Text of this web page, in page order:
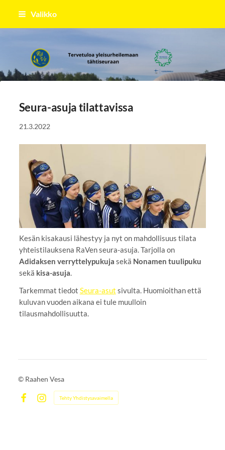
Siirry
Valikko
Raahen Vesa
Seura-asuja tilattavissa
21.3.2022
Kesän kisakausi lähestyy ja nyt on mahdollisuus tilata
yhteistilauksena RaVen seura-asuja. Tarjolla on
Adidaksen verryttelypukuja sekä Nonamen tuulipuku
sekä kisa-asuja
Tarkemmat tiedot Seura-asut sivulta. Huomioithan että
kuluvan vuoden aikana ei tule muulloin
tilausmahdollisuutta.
© Raahen Vesa
Instagram
Tehty Yhdistysavaimella